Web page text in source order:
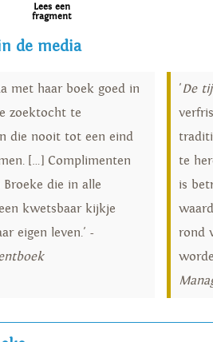
Lees een
fragment
de media
met haar boek goed in
zoektocht te
die nooit tot een eind
[…] Complimenten
die in alle
kwetsbaar kijkje
eigen leven.' -
'De
te
is
rond